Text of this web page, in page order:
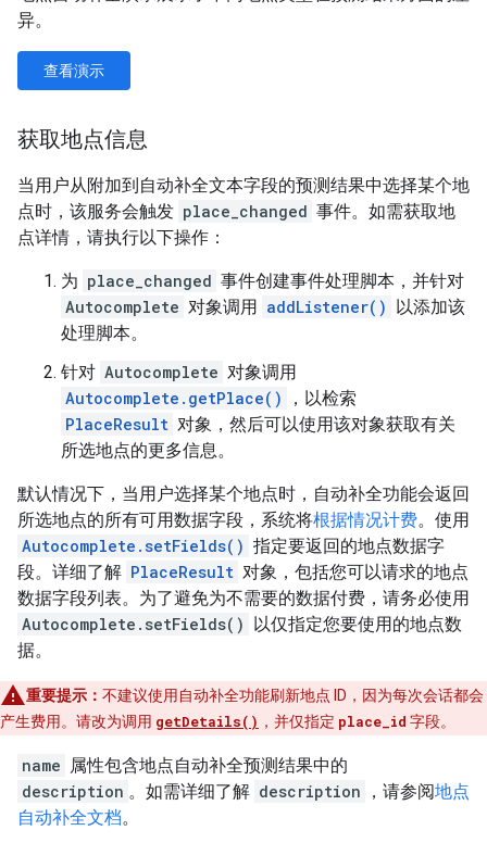
异。
查看演示
获取地点信息
当用户从附加到自动补全文本字段的预测结果中选择某个地
点时，该服务会触发 place_changed 事件。如需获取地
点详情，请执行以下操作：
为 place_changed 事件创建事件处理脚本，并针对
Autocomplete 对象调用 addListener() 以添加该
处理脚本。
针对 Autocomplete 对象调用
Autocomplete.getPlace()
，以检索
PlaceResult 对象，然后可以使用该对象获取有关
所选地点的更多信息。
默认情况下，当用户选择某个地点时，自动补全功能会返回
所选地点的所有可用数据字段，系统将根据情况计费。使用
Autocomplete.setFields() 指定要返回的地点数据字
段。详细了解 PlaceResult 对象，包括您可以请求的地点
数据字段列表。为了避免为不需要的数据付费，请务必使用
Autocomplete.setFields() 以仅指定您要使用的地点数
据。
重要提示： 不建议使用自动补全功能刷新地点 ID，因为每次会话都会
产生费用。请改为调用 getDetails() ，并仅指定 place_id 字段。
name 属性包含地点自动补全预测结果中的
description 。如需详细了解 description ，请参阅地点
自动补全文档。